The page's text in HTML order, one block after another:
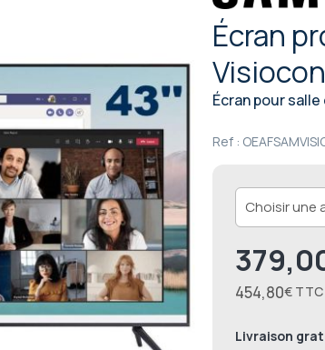
Écran
Écran pour
Ref :
Livraison
454,80€